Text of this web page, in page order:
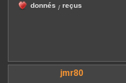
donnés / reçus
jmr80